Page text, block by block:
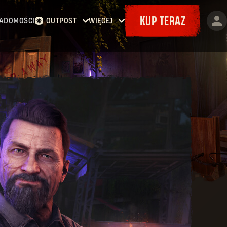
OUTPOST
Strona główna
Kontrakty
Zbrojownia
Dokety
WIĘCEJ
Wydarzenia
Bajery
Mapy
KUP TERAZ